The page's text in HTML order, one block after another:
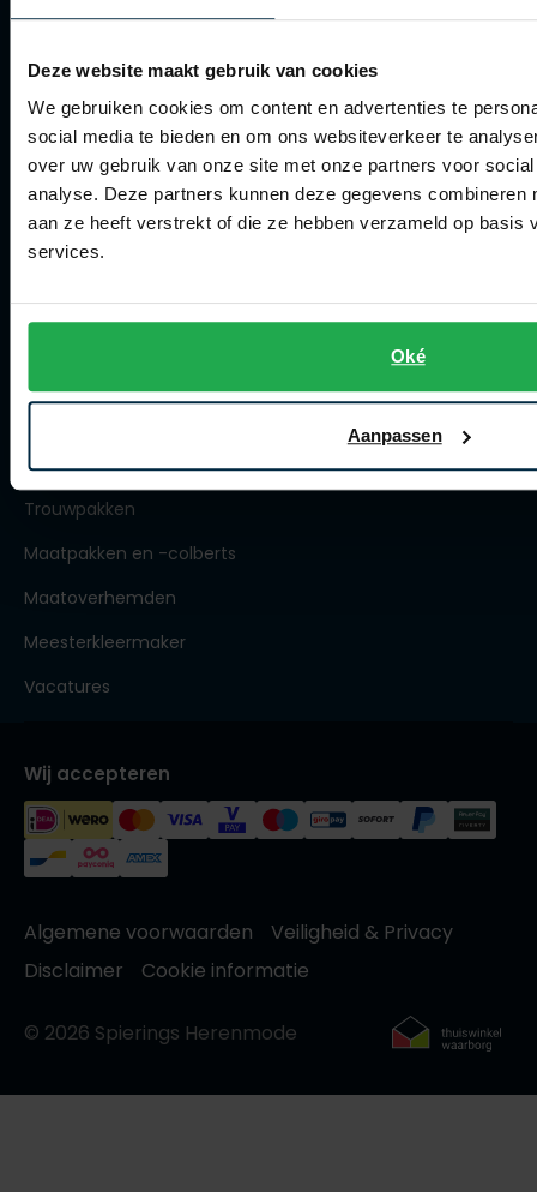
Deze website maakt gebruik van cookies
We gebruiken cookies om content en advertenties te
social media te bieden en om ons websiteverkeer te
over uw gebruik van onze site met onze partners voor
analyse. Deze partners kunnen deze gegevens combineren
aan ze heeft verstrekt of die ze hebben verzameld op basis
services.
Oké
Aanpassen
Roy Robson
Schiesser
Secrid
Slater
State of Art
Thomas Maine
Winkel
Winkel
Openingstijden
Contact winkel
Contact webshop
Spierings Herenmode
Lengtematen herenkleding
Trouwpakken
Maatpakken en -colberts
Maatoverhemden
Meesterkleermaker
Vacatures
Wij accepteren
Algemene voorwaarden
Veiligheid & Privacy
Disclaimer
Cookie informatie
© 2026 Spierings Herenmode